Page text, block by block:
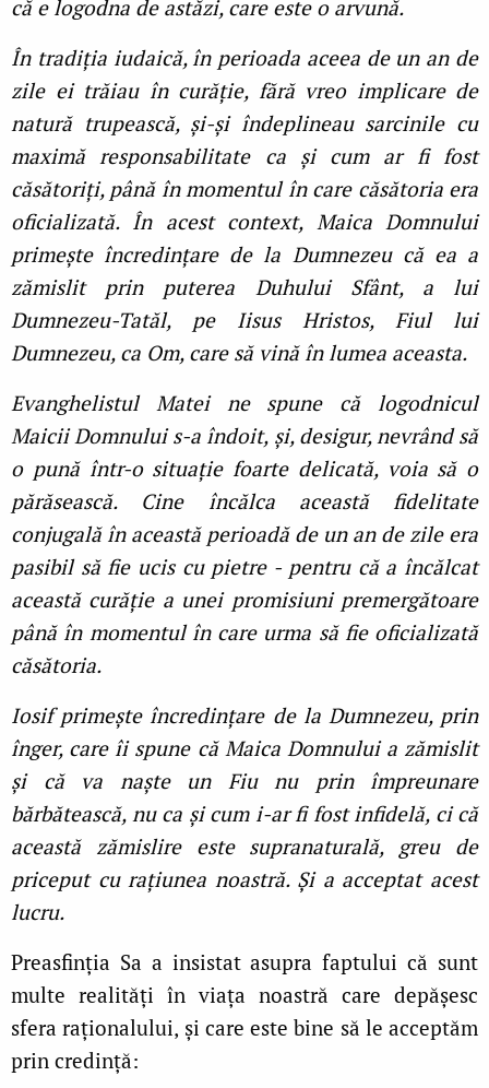
că e logodna de astăzi, care este o arvună.
În tradiția iudaică, în perioada aceea de un an de
zile ei trăiau în curăție, fără vreo implicare de
natură trupească, și-și îndeplineau sarcinile cu
maximă responsabilitate ca și cum ar fi fost
căsătoriți, până în momentul în care căsătoria era
oficializată. În acest context, Maica Domnului
primește încredințare de la Dumnezeu că ea a
zămislit prin puterea Duhului Sfânt, a lui
Dumnezeu-Tatăl, pe Iisus Hristos, Fiul lui
Dumnezeu, ca Om, care să vină în lumea aceasta.
Evanghelistul Matei ne spune că logodnicul
Maicii Domnului s-a îndoit, și, desigur, nevrând să
o pună într-o situație foarte delicată, voia să o
părăsească. Cine încălca această fidelitate
conjugală în această perioadă de un an de zile era
pasibil să fie ucis cu pietre - pentru că a încălcat
această curăție a unei promisiuni premergătoare
până în momentul în care urma să fie oficializată
căsătoria.
Iosif primește încredințare de la Dumnezeu, prin
înger, care îi spune că Maica Domnului a zămislit
și că va naște un Fiu nu prin împreunare
bărbătească, nu ca și cum i-ar fi fost infidelă, ci că
această zămislire este supranaturală, greu de
priceput cu rațiunea noastră. Și a acceptat acest
lucru.
Preasfinția Sa a insistat asupra faptului că sunt
multe realități în viața noastră care depășesc
sfera raționalului, și care este bine să le acceptăm
prin credință: